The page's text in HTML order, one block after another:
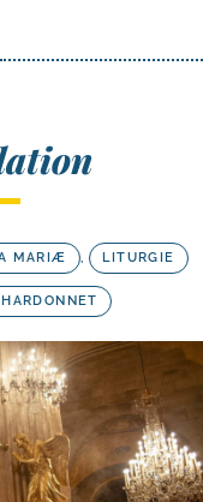
MARIÆ , LITURGIE